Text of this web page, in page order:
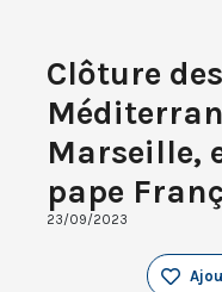
Clôture
Marseille,
pape
23/09/2023